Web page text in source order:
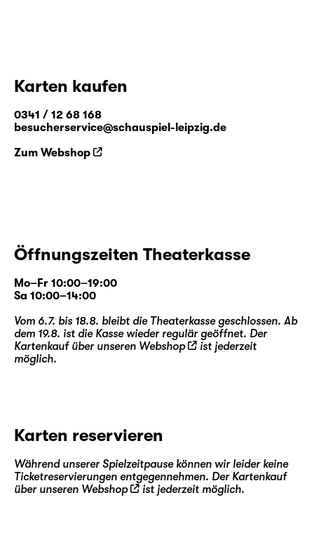
Karten kaufen
0341 / 12 68 168
besucherservice@schauspiel-leipzig.de
Zum Webshop
Öffnungszeiten Theaterkasse
Mo–Fr 10:00–19:00
Sa 10:00–14:00
Vom 6.7. bis 18.8. bleibt die Theaterkasse geschlossen. Ab
dem 19.8. ist die Kasse wieder regulär geöffnet. Der
Kartenkauf über unseren Webshop
ist jederzeit
möglich.
Karten reservieren
Während unserer Spielzeitpause können wir leider keine
Ticketreservierungen entgegennehmen. Der Kartenkauf
über unseren Webshop ist jederzeit möglich.